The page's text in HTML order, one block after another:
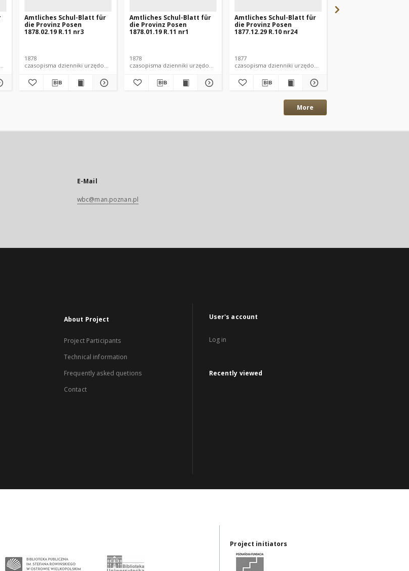
Amtliches Schul-Blatt für
die Provinz Posen
1878.02.19 R.11 nr3
1878
czasopisma dzienniki urzędowe
Amtliches Schul-Blatt für
die Provinz Posen
1878.01.19 R.11 nr1
1878
czasopisma dzienniki urzędowe
Amtliches Schul-Blatt für
die Provinz Posen
1877.12.29 R.10 nr24
1877
czasopisma dzienniki urzędowe
More
E-Mail
wbc@man.poznan.pl
About Project
Project Participants
Technical information
Frequently asked quetions
Contact
User's account
Log in
Recently viewed
Project initiators